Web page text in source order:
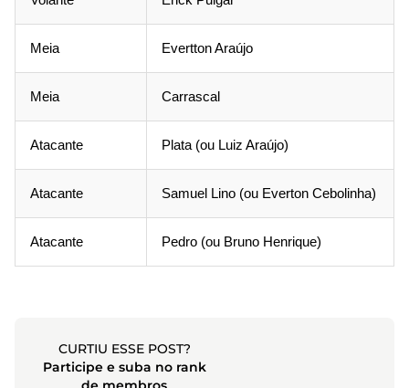
Meia Evertton Araújo
Meia Carrascal
Atacante Plata (ou Luiz Araújo)
Atacante Samuel Lino (ou Everton Cebolinha)
Atacante Pedro (ou Bruno Henrique)
CURTIU ESSE POST?
Participe e suba no rank